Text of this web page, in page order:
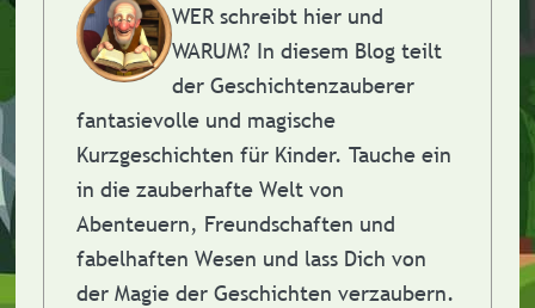
WER schreibt hier und
WARUM? In diesem Blog teilt
der Geschichtenzauberer
fantasievolle und magische
Kurzgeschichten für Kinder. Tauche ein
in die zauberhafte Welt von
Abenteuern, Freundschaften und
fabelhaften Wesen und lass Dich von
der Magie der Geschichten verzaubern.